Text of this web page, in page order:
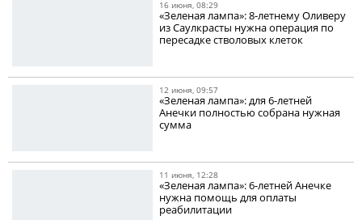
16 июня, 08:29
«Зеленая лампа»: 8-летнему Оливеру
из Саулкрасты нужна операция по
пересадке стволовых клеток
12 июня, 09:57
«Зеленая лампа»: для 6-летней
Анечки полностью собрана нужная
сумма
11 июня, 12:28
«Зеленая лампа»: 6-летней Анечке
нужна помощь для оплаты
реабилитации